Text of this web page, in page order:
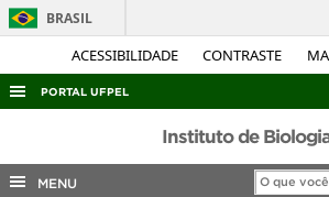
ACESSIBILIDADE CONTRASTE
BRASIL
PORTAL UFPEL
ACESSO À INFORMAÇÃO
AUDITORIA
Instituto de
MENU